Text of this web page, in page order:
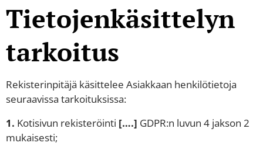
Tietojenkäsittelyn
tarkoitus
Rekisterinpitäjä käsittelee Asiakkaan henkilötietoja
seuraavissa tarkoituksissa:
1. Kotisivun rekisteröinti [….] GDPR:n luvun 4 jakson 2
mukaisesti;